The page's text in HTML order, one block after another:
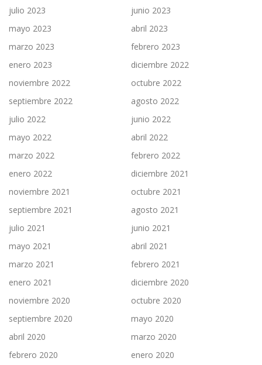
julio 2023
junio 2023
mayo 2023
abril 2023
marzo 2023
febrero 2023
enero 2023
diciembre 2022
noviembre 2022
octubre 2022
septiembre 2022
agosto 2022
julio 2022
junio 2022
mayo 2022
abril 2022
marzo 2022
febrero 2022
enero 2022
diciembre 2021
noviembre 2021
octubre 2021
septiembre 2021
agosto 2021
julio 2021
junio 2021
mayo 2021
abril 2021
marzo 2021
febrero 2021
enero 2021
diciembre 2020
noviembre 2020
octubre 2020
septiembre 2020
mayo 2020
abril 2020
marzo 2020
febrero 2020
enero 2020